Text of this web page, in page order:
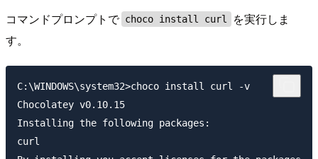
コマンドプロンプトで choco install curl
を実行しま
す。
C:\WINDOWS\system32>choco install curl -v
Chocolatey v0.10.15
Installing the following packages:
curl